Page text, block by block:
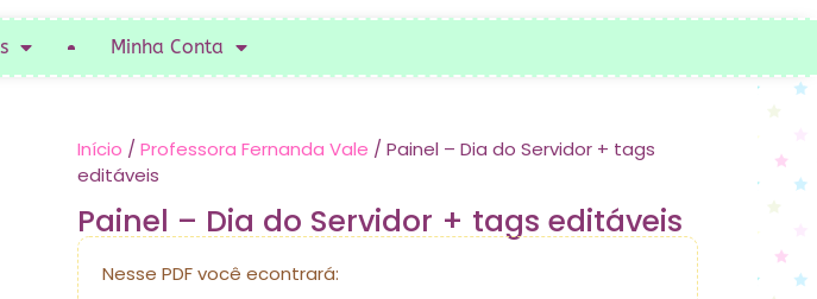
Minha Conta
Início / Professora Fernanda Vale / Painel – Dia do Servidor + tags
editáveis
Painel – Dia do Servidor + tags editáveis
Nesse PDF você econtrará: